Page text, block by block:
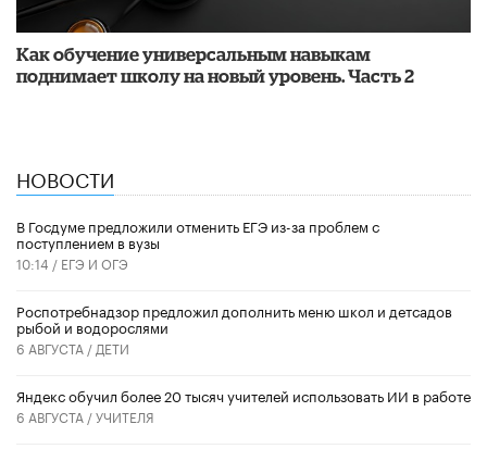
​Как обучение универсальным навыкам
поднимает школу на новый уровень. Часть 2
НОВОСТИ
В Госдуме предложили отменить ЕГЭ из-за проблем с
поступлением в вузы
10:14 / ЕГЭ И ОГЭ
Роспотребнадзор предложил дополнить меню школ и детсадов
рыбой и водорослями
6 АВГУСТА / ДЕТИ
​Яндекс обучил более 20 тысяч учителей использовать ИИ в работе
6 АВГУСТА /УЧИТЕЛЯ